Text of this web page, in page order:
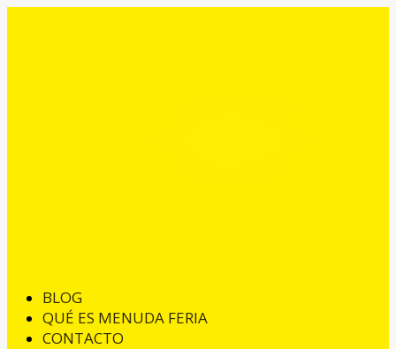
BLOG
QUÉ ES MENUDA FERIA
CONTACTO